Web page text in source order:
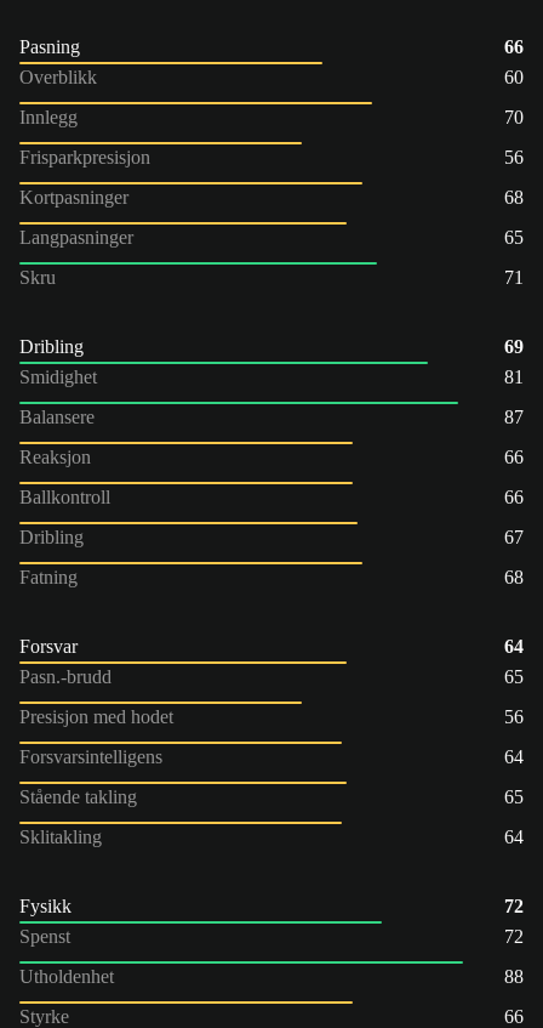
Pasning
66
Overblikk
60
Innlegg
70
Frisparkpresisjon
56
Kortpasninger
68
Langpasninger
65
Skru
71
Dribling
69
Smidighet
81
Balansere
87
Reaksjon
66
Ballkontroll
66
Dribling
67
Fatning
68
Forsvar
64
Pasn.-brudd
65
Presisjon med hodet
56
Forsvarsintelligens
64
Stående takling
65
Sklitakling
64
Fysikk
72
Spenst
72
Utholdenhet
88
Styrke
66